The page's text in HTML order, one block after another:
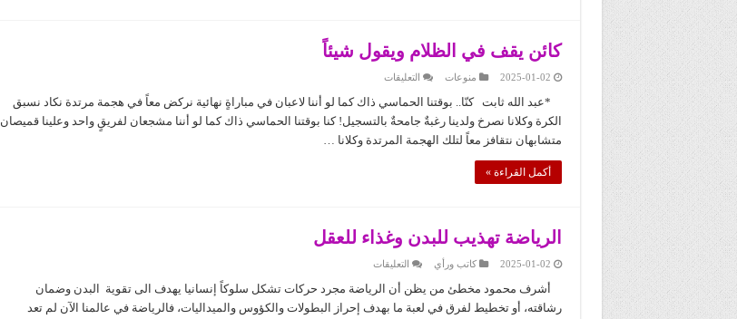
كائن يقف في الظلام ويقول شيئاً
2025-01-02 منوعات التعليقات
يقف
في
الظلام
ويقول
شيئاً
*عبد الله ثابت كنّا.. بوقتنا الحماسي ذاك كما لو أننا لاعبان في مباراةٍ نهائية نركض معاً في هجمة مرتدة نكاد نسبق
الكرة وكلانا نصرخ ولدينا رغبةٌ جامحةٌ بالتسجيل! كنا بوقتنا الحماسي ذاك كما لو أننا مشجعان لفريقٍ واحد وعلينا قميصان
متشابهان نتقافز معاً لتلك الهجمة المرتدة وكلانا …
أكمل القراءة »
الرياضة تهذيب للبدن وغذاء للعقل
2025-01-02 كاتب ورأي التعليقات
تهذيب
للبدن
وغذاء
أشرف محمود مخطئ من يظن أن الرياضة مجرد حركات تشكل سلوكاً إنسانيا يهدف الى تقوية البدن وضمان
رشاقته، أو تخطيط لفرق في لعبة ما بهدف إحراز البطولات والكؤوس والميداليات، فالرياضة في عالمنا الآن لم تعد